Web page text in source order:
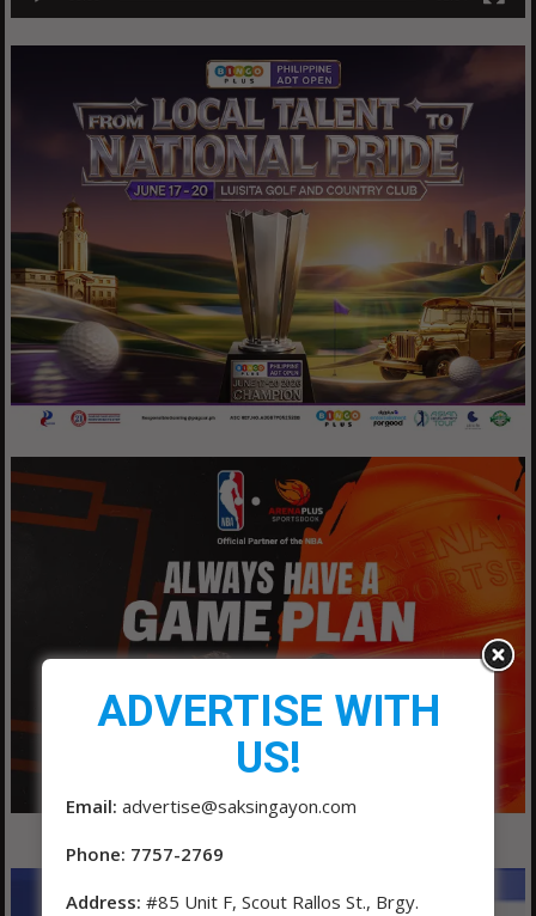
ADVERTISE WITH
US!
Email: advertise@saksingayon.com
Phone: 7757-2769
Address: #85 Unit F, Scout Rallos St., Brgy.